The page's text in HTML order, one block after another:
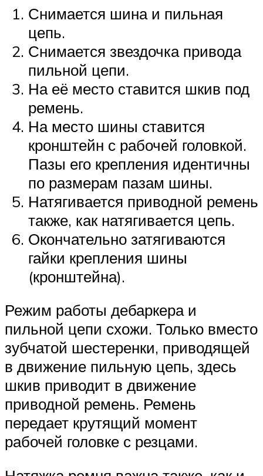
Снимается шина и пильная
цепь.
Снимается звездочка привода
пильной цепи.
На её место ставится шкив под
ремень.
На место шины ставится
кронштейн с рабочей головкой.
Пазы его крепления идентичны
по размерам пазам шины.
Натягивается приводной ремень
также, как натягивается цепь.
Окончательно затягиваются
гайки крепления шины
(кронштейна).
Режим работы дебаркера и
пильной цепи схожи. Только вместо
зубчатой шестеренки, приводящей
в движение пильную цепь, здесь
шкив приводит в движение
приводной ремень. Ремень
передает крутящий момент
рабочей головке с резцами.